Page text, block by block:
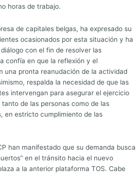
horas de trabajo.
de capitales belgas, ha expresado su
ocasionados por esta situación y ha
con el fin de resolver las
confía en que la reflexión y el
una pronta reanudación de la actividad
respalda la necesidad de que las
intervengan para asegurar el ejercicio
de las personas como de las
en estricto cumplimiento de las
han manifestado que su demanda busca
en el tránsito hacia el nuevo
a la anterior plataforma TOS. Cabe